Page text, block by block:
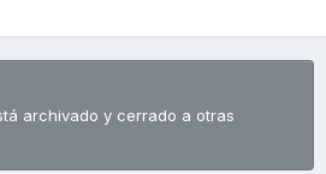
archivado y cerrado a otras